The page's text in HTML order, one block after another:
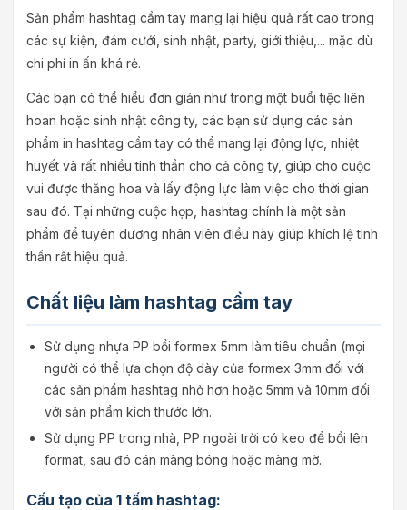
Sản phẩm hashtag cầm tay mang lại hiệu quả rất cao trong
các sự kiện, đám cưới, sinh nhật, party, giới thiệu,... mặc dù
chi phí in ấn khá rẻ.
Các bạn có thể hiểu đơn giản như trong một buổi tiệc liên
hoan hoặc sinh nhật công ty, các bạn sử dụng các sản
phẩm in hashtag cầm tay có thể mang lại động lực, nhiệt
huyết và rất nhiều tinh thần cho cả công ty, giúp cho cuộc
vui được thăng hoa và lấy động lực làm việc cho thời gian
sau đó. Tại những cuộc họp, hashtag chính là một sản
phẩm để tuyên dương nhân viên điều này giúp khích lệ tinh
thần rất hiệu quả.
Chất liệu làm hashtag cầm tay
Sử dụng nhựa PP bồi formex 5mm làm tiêu chuẩn (mọi
người có thể lựa chọn độ dày của formex 3mm đối với
các sản phẩm hashtag nhỏ hơn hoặc 5mm và 10mm đối
với sản phẩm kích thước lớn.
Sử dụng PP trong nhà, PP ngoài trời có keo để bồi lên
format, sau đó cán màng bóng hoặc màng mờ.
Cấu tạo của 1 tấm hashtag: